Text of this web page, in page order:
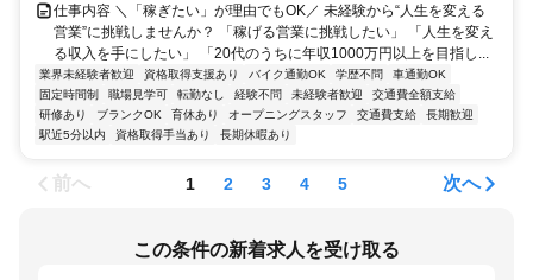
仕事内容 ＼「稼ぎたい」が理由でもOK／ 未経験から“人生を変える
営業”に挑戦しませんか？ 「稼げる営業に挑戦したい」 「人生を変え
る収入を手にしたい」 「20代のうちに年収1000万円以上を目指し...
業界未経験者歓迎 資格取得支援あり バイク通勤OK 学歴不問
車通勤OK
固定時間制
職場見学可 転勤なし 経験不問 未経験者歓迎
交通費全額支給
研修あり
ブランクOK 育休あり オープニングスタッフ 交通費支給
長期歓迎
駅近5分以内
資格取得手当あり 長期休暇あり
前へ 1 2 3 4 5 次へ
この条件の新着求人を受け取る